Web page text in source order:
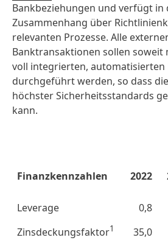
Bankbeziehungen und verfügt in
Zusammenhang über
relevanten Prozesse. Alle
Banktransaktionen sollen soweit
voll integrierten, automatisierten
durchgeführt werden, so dass
höchster Sicherheitsstandards
kann.
Finanzkennzahlen 2022
Leverage 0,8
Zinsdeckungsfaktor1 35,0